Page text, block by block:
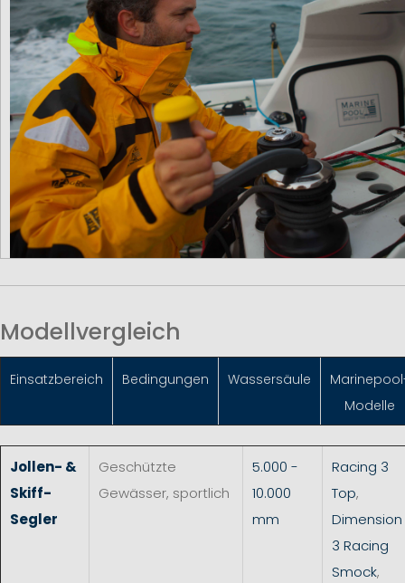
Modellvergleich
Einsatzbereich Bedingungen Wassersäule
Modelle
Jollen- &
Skiff-
Segler
Geschützte
Gewässer, sportlich
5.000 -
10.000
mm
Racing 3
Top,
Dimension
3 Racing
Smock,